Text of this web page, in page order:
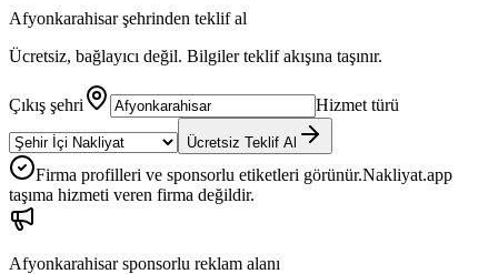
Afyonkarahisarşehrinden teklif al
Ücretsiz, bağlayıcı değil. Bilgiler teklif akışına taşınır.
Çıkış şehri Hizmet türü
Ücretsiz Teklif Al
Firma profilleri ve sponsorlu etiketleri görünür.Nakliyat.app
taşıma hizmeti veren firma değildir.
Afyonkarahisarsponsorlu reklam alanı